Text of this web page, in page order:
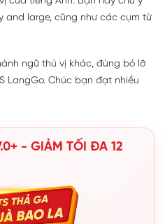
and large, cũng như các cụm từ
ngữ thú vị khác, đừng bỏ lỡ
LangGo. Chúc bạn đạt nhiều
- GIẢM TỐI ĐA 12